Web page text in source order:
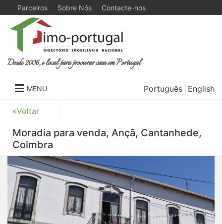
Parceiros Sobre Nós Contacte-nos
Desde 2006, o local para procurar casa em Portugal
MENU Português English
«Voltar
Moradia para venda, Ançã, Cantanhede,
Coimbra